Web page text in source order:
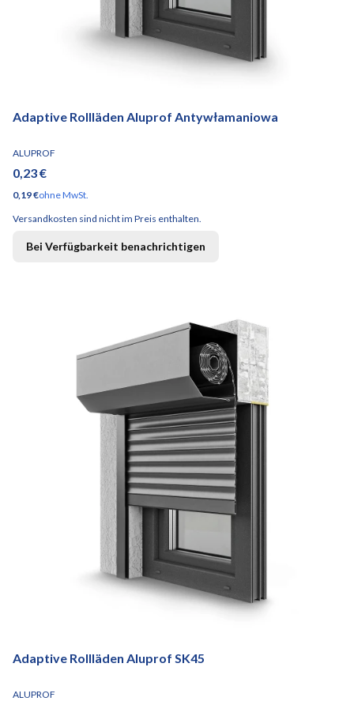
Adaptive Rollläden Aluprof Antywłamaniowa
HERSTELLER
ALUPROF
Preis
0,23 €
Preis
0,19 €ohne MwSt.
Versandkosten sind nicht im Preis enthalten.
Bei Verfügbarkeit benachrichtigen
Adaptive Rollläden Aluprof SK45
HERSTELLER
ALUPROF